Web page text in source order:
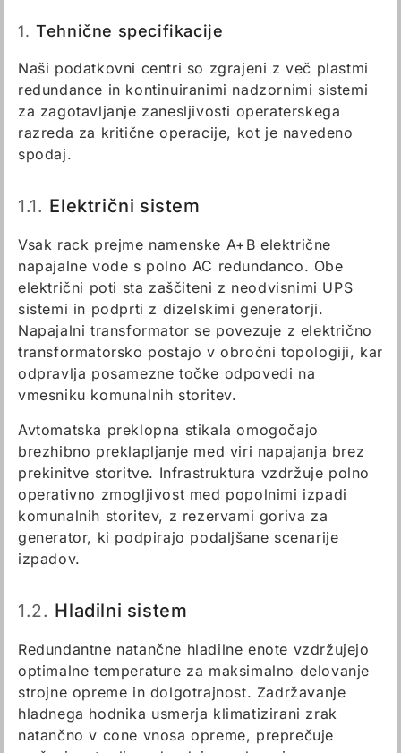
1. Tehnične specifikacije
Naši podatkovni centri so zgrajeni z več plastmi
redundance in kontinuiranimi nadzornimi sistemi
za zagotavljanje zanesljivosti operaterskega
razreda za kritične operacije, kot je navedeno
spodaj.
1.1. Električni sistem
Vsak rack prejme namenske A+B električne
napajalne vode s polno AC redundanco. Obe
električni poti sta zaščiteni z neodvisnimi UPS
sistemi in podprti z dizelskimi generatorji.
Napajalni transformator se povezuje z električno
transformatorsko postajo v obročni topologiji, kar
odpravlja posamezne točke odpovedi na
vmesniku komunalnih storitev.
Avtomatska preklopna stikala omogočajo
brezhibno preklapljanje med viri napajanja brez
prekinitve storitve. Infrastruktura vzdržuje polno
operativno zmogljivost med popolnimi izpadi
komunalnih storitev, z rezervami goriva za
generator, ki podpirajo podaljšane scenarije
izpadov.
1.2. Hladilni sistem
Redundantne natančne hladilne enote vzdržujejo
optimalne temperature za maksimalno delovanje
strojne opreme in dolgotrajnost. Zadržavanje
hladnega hodnika usmerja klimatizirani zrak
natančno v cone vnosa opreme, preprečuje